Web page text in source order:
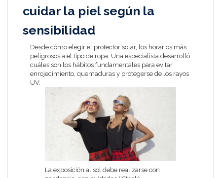
cuidar la piel según la
sensibilidad
Desde cómo elegir el protector solar, los horarios más
peligrosos a el tipo de ropa. Una especialista desarrolló
cuáles son los hábitos fundamentales para evitar
enrojecimiento, quemaduras y protegerse de los rayos
UV.
La exposición al sol debe realizarse con